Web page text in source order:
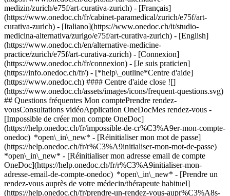
medizin/zurich/e75f/art-curativa-zurich) - [Français]
(https://www.onedoc.ch/fr/cabinet-paramedical/zurich/e75f/art-
curativa-zurich) - [Italiano](https://www.onedoc.ch/it/studio-
medicina-alternativa/zurigo/e75f/art-curativa-zurich) - [English]
(https://www.onedoc.ch/en/alternative-medicine-
practice/zurich/e75f/art-curativa-zurich) - [Connexion]
(https://www.onedoc.ch/fr/connexion) - [Je suis praticien]
(https://info.onedoc.ch/fr/) - [*help\_outline*Centre d'aide]
(https://www.onedoc.ch) #### Centre d'aide close ![]
(https://www.onedoc.ch/assets/images/icons/frequent-questions.svg)
## Questions fréquentes Mon comptePrendre rendez-
vousConsultations vidéoApplication OneDocMes rendez-vous -
[Impossible de créer mon compte OneDoc]
(https://help.onedoc.ch/fr/impossible-de-cr%C3%A9er-mon-compte-
onedoc) *open\_in\_new* - [Réinitialiser mon mot de passe]
(https://help.onedoc.ch/fr/r%C3%A9initialiser-mon-mot-de-passe)
*open\_in\_new* - [Réinitialiser mon adresse email de compte
OneDoc](https://help.onedoc.ch/fr/r%C3%A9initialiser-mon-
adresse-email-de-compte-onedoc) *open\_in\_new* - [Prendre un
rendez-vous auprès de votre médecin/thérapeute habituel]
(https://help.onedoc.ch/fr/prendre-un-rendez-vous-aupr%C3%A8s-